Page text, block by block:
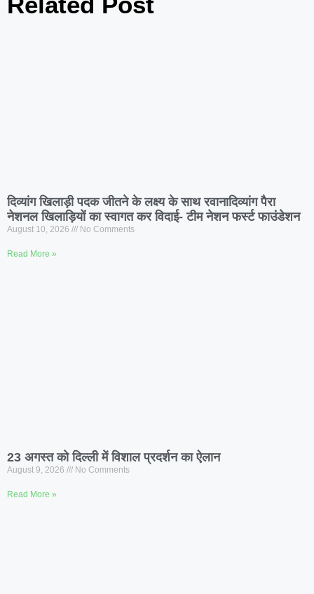
दिव्यांग खिलाड़ी पदक जीतने के लक्ष्य के साथ रवानादिव्यांग पैरा
नेशनल खिलाड़ियों का स्वागत कर विदाई- टीम नेशन फर्स्ट फाउंडेशन
August 10, 2026 No Comments
Read More »
23 अगस्त को दिल्ली में विशाल प्रदर्शन का ऐलान
August 9, 2026 No Comments
Read More »